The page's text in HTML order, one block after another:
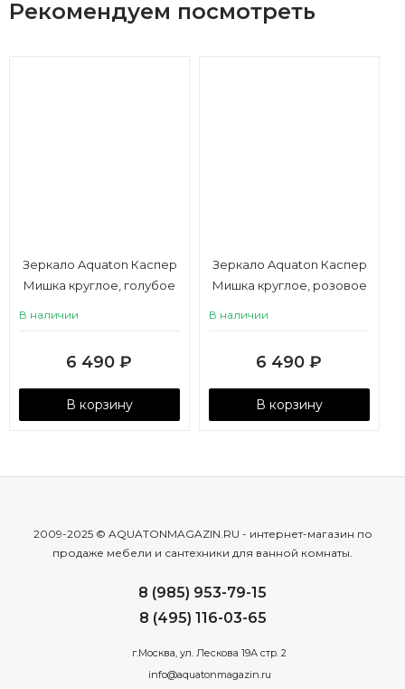
Рекомендуем посмотреть
Зеркало Aquaton Каспер
Мишка круглое, голубое
В наличии
6 490 ₽
В корзину
Зеркало Aquaton Каспер
Мишка круглое, розовое
В наличии
6 490 ₽
В корзину
2009-2025 © AQUATONMAGAZIN.RU - интернет-магазин по
продаже мебели и сантехники для ванной комнаты.
8 (985) 953-79-15
8 (495) 116-03-65
г.Москва, ул. Лескова 19А стр. 2
info@aquatonmagazin.ru